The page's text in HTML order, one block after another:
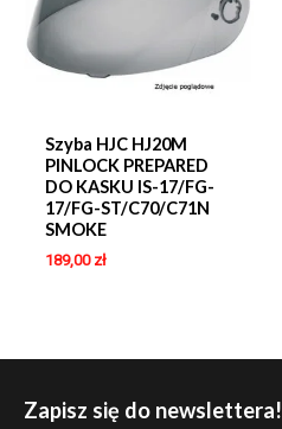
Szyba HJC HJ20M
PINLOCK PREPARED
DO KASKU IS-17/FG-
17/FG-ST/C70/C71N
SMOKE
189,00 zł
Zapisz się do newslettera!